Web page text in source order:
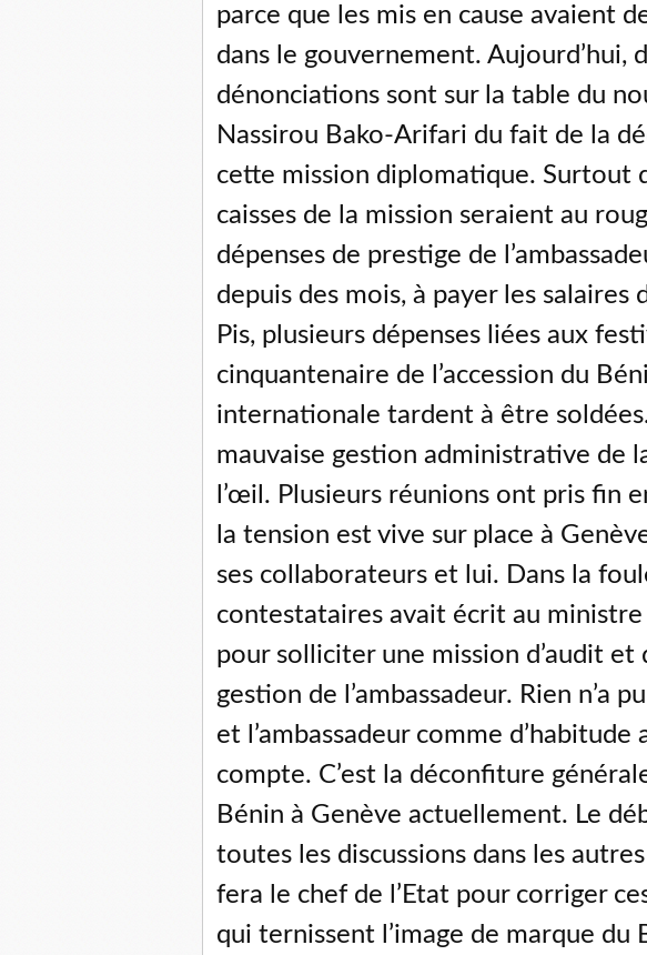
parce que les mis en cause avaient
dans le gouvernement. Aujourd’hui,
dénonciations sont sur la table du
Nassirou Bako-Arifari du fait de la
cette mission diplomatique. Surtout
caisses de la mission seraient au
dépenses de prestige de
depuis des mois, à payer les salaires
Pis, plusieurs dépenses liées aux
cinquantenaire de l’accession du
internationale tardent à être
mauvaise gestion administrative de
l’œil. Plusieurs réunions ont pris fin
la tension est vive sur place à
ses collaborateurs et lui. Dans la
contestataires avait écrit au
pour solliciter une mission d’audit et
gestion de l’ambassadeur. Rien n’a
et l’ambassadeur comme d’habitude
compte. C’est la déconfiture
Bénin à Genève actuellement. Le
toutes les discussions dans les
fera le chef de l’Etat pour corriger
qui ternissent l’image de marque du